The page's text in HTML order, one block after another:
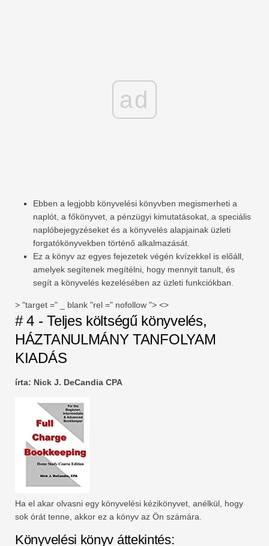
ad
Ebben a legjobb könyvelési könyvben megismerheti a
naplót, a főkönyvet, a pénzügyi kimutatásokat, a speciális
naplóbejegyzéseket és a könyvelés alapjainak üzleti
forgatókönyvekben történő alkalmazását.
Ez a könyv az egyes fejezetek végén kvízekkel is előáll,
amelyek segítenek megítélni, hogy mennyit tanult, és
segít a könyvelés kezelésében az üzleti funkciókban.
> "target =" _ blank "rel =" nofollow "> <>
# 4 - Teljes költségű könyvelés,
HÁZTANULMÁNY TANFOLYAM
KIADÁS
írta: Nick J. DeCandia CPA
Ha el akar olvasni egy könyvelési kézikönyvet, anélkül, hogy
sok órát tenne, akkor ez a könyv az Ön számára.
Könyvelési könyv áttekintés: